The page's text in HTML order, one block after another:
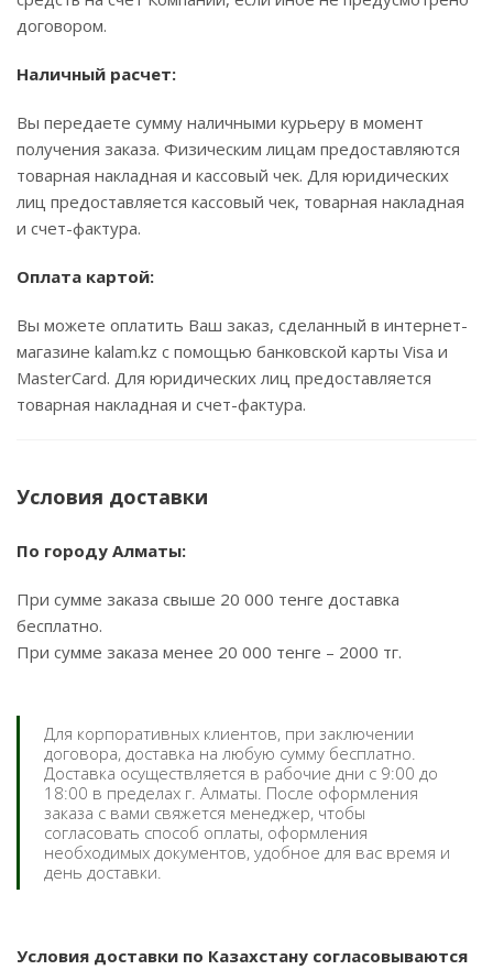
договором.
Наличный расчет:
Вы передаете сумму наличными курьеру в момент
получения заказа. Физическим лицам предоставляются
товарная накладная и кассовый чек. Для юридических
лиц предоставляется кассовый чек, товарная накладная
и счет-фактура.
Оплата картой:
Вы можете оплатить Ваш заказ, сделанный в интернет-
магазине kalam.kz с помощью банковской карты Visa и
MasterCard. Для юридических лиц предоставляется
товарная накладная и счет-фактура.
Условия доставки
По городу Алматы:
При сумме заказа свыше 20 000 тенге доставка
бесплатно.
При сумме заказа менее 20 000 тенге – 2000 тг.
Для корпоративных клиентов, при заключении
договора, доставка на любую сумму бесплатно.
Доставка осуществляется в рабочие дни с 9:00 до
18:00 в пределах г. Алматы. После оформления
заказа с вами свяжется менеджер, чтобы
согласовать способ оплаты, оформления
необходимых документов, удобное для вас время и
день доставки.
Условия доставки по Казахстану согласовываются